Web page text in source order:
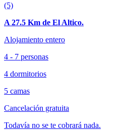
(5)
A 27.5 Km de El Altico.
Alojamiento entero
4 - 7 personas
4 dormitorios
5 camas
Cancelación gratuita
Todavía no se te cobrará nada.